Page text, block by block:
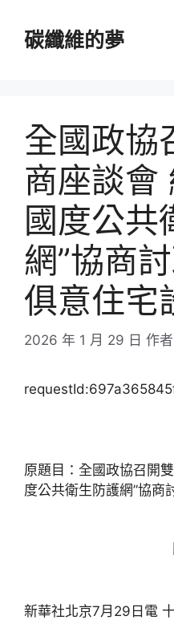
碳纖維的夢
全國政協
商座談會
國度公共
網”協商
俱意住宅
2026 年 1 月 29 日 作
原題目：全國政協召開
度公共衛生防護網”協商
新華社北京7月29日電